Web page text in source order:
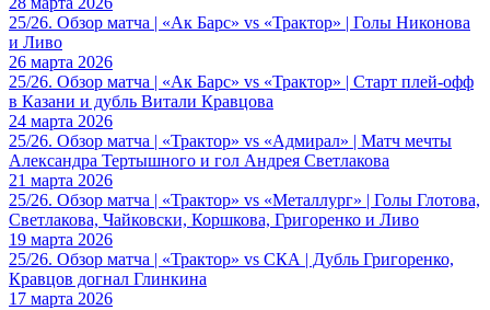
25/26. Обзор матча | «Ак Барс» vs «Трактор» | Голы Никонова
и Ливо
26 марта 2026
25/26. Обзор матча | «Ак Барс» vs «Трактор» | Старт плей-офф
в Казани и дубль Витали Кравцова
24 марта 2026
25/26. Обзор матча | «Трактор» vs «Адмирал» | Матч мечты
Александра Тертышного и гол Андрея Светлакова
21 марта 2026
25/26. Обзор матча | «Трактор» vs «Металлург» | Голы Глотова,
Светлакова, Чайковски, Коршкова, Григоренко и Ливо
19 марта 2026
25/26. Обзор матча | «Трактор» vs СКА | Дубль Григоренко,
Кравцов догнал Глинкина
17 марта 2026